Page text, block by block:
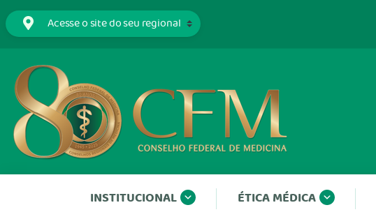
INSTITUCIONAL ÉTICA MÉDICA